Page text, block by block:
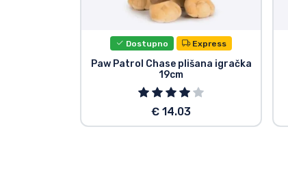
Dostupno Express
Paw Patrol Chase plišana igračka
19cm
€ 14.03